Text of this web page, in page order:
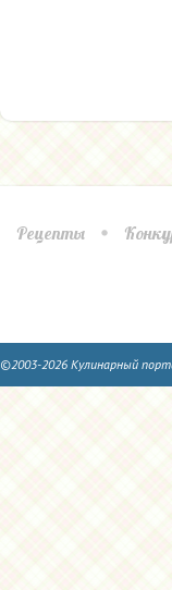
Рецепты
©2003-2026 Кулинарный